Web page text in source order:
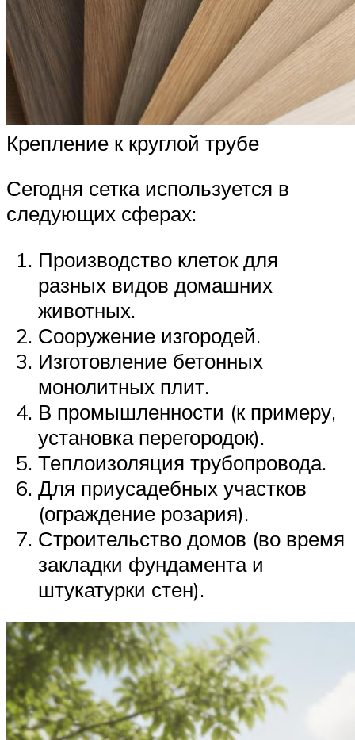
Крепление к круглой трубе
Сегодня сетка используется в
следующих сферах:
Производство клеток для
разных видов домашних
животных.
Сооружение изгородей.
Изготовление бетонных
монолитных плит.
В промышленности (к примеру,
установка перегородок).
Теплоизоляция трубопровода.
Для приусадебных участков
(ограждение розария).
Строительство домов (во время
закладки фундамента и
штукатурки стен).